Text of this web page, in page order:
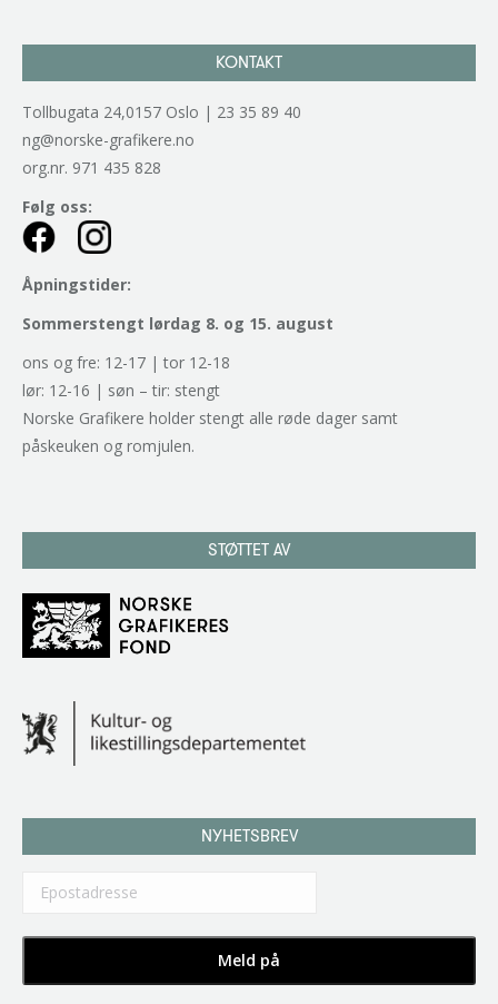
KONTAKT
Tollbugata 24,0157 Oslo | 23 35 89 40
ng@norske-grafikere.no
org.nr. 971 435 828
Følg oss:
Åpningstider:
Sommerstengt lørdag 8. og 15. august
ons og fre: 12-17 | tor 12-18
lør: 12-16 | søn – tir: stengt
Norske Grafikere holder stengt alle røde dager samt
påskeuken og romjulen.
STØTTET AV
NYHETSBREV